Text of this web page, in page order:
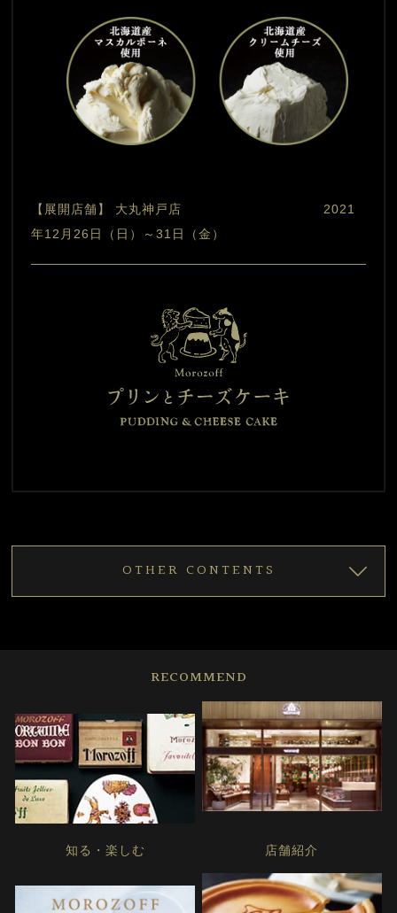
【展開店舗】 大丸神戸店　　　　　　　　　　  2021
OTHER CONTENTS
RECOMMEND
知る・楽しむ 店舗紹介